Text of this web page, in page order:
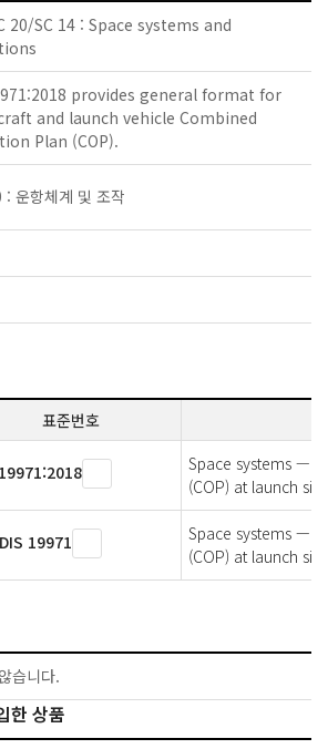
20/SC 14 : Space systems and
provides general format for
and launch vehicle Combined
Plan (COP).
운항체계 및 조작
표준번호
Space systems —
(COP) at launch
19971
Space systems —
(COP) at launch
습니다.
한 상품